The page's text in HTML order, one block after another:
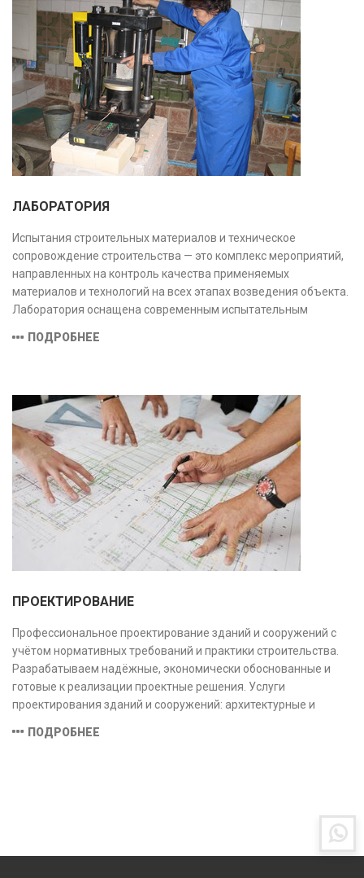
ЛАБОРАТОРИЯ
Испытания строительных материалов и техническое
сопровождение строительства — это комплекс мероприятий,
направленных на контроль качества применяемых
материалов и технологий на всех этапах возведения объекта.
Лаборатория оснащена современным испытательным
соответствующими заявленной области аккредитации.
ПОДРОБНЕЕ
ПРОЕКТИРОВАНИЕ
Профессиональное проектирование зданий и сооружений с
учётом нормативных требований и практики строительства.
Разрабатываем надёжные, экономически обоснованные и
готовые к реализации проектные решения. Услуги
проектирования зданий и сооружений: архитектурные и
сметная документация. Полный цикл работ с учётом норм и
ПОДРОБНЕЕ